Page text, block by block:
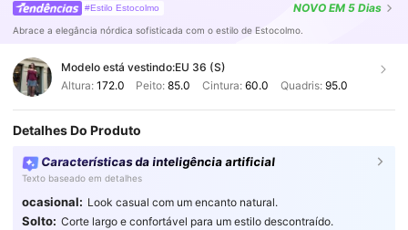
#Estilo Estocolmo NOVO EM 5 Dias
Abrace a elegância nórdica sofisticada com o estilo de Estocolmo.
Modelo está vestindo:EU 36 (S)
Altura: 172.0 Peito:85.0 Cintura: 60.0 Quadris: 95.0
Detalhes Do Produto
Características da inteligência artificial
Texto baseado em detalhes
ocasional: Look casual com um encanto natural.
Solto: Corte largo e confortável para um estilo descontraído.